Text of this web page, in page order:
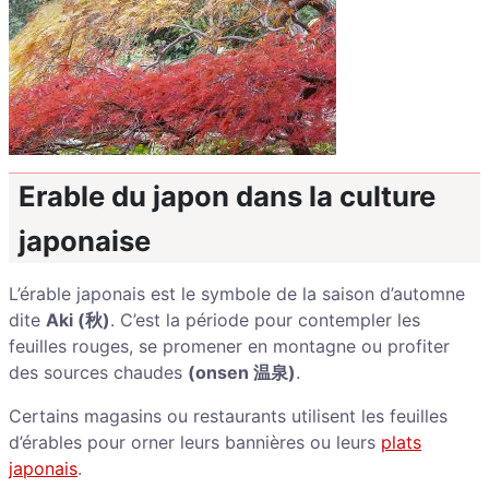
Erable du japon dans la culture
japonaise
L’érable japonais est le symbole de la saison d’automne
dite Aki (秋). C’est la période pour contempler les
feuilles rouges, se promener en montagne ou profiter
des sources chaudes (onsen 温泉).
Certains magasins ou restaurants utilisent les feuilles
d’érables pour orner leurs bannières ou leurs plats
japonais.